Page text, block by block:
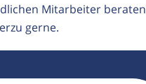
Mitarbeiter beraten
gerne.